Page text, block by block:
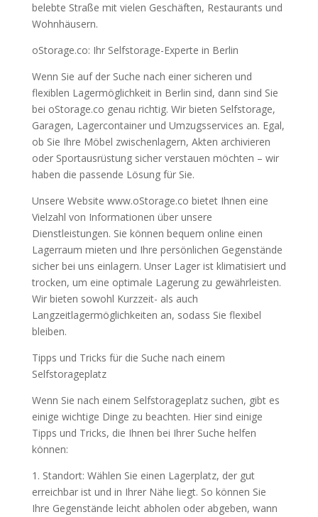
belebte Straße mit vielen Geschäften, Restaurants und
Wohnhäusern.
oStorage.co: Ihr Selfstorage-Experte in Berlin
Wenn Sie auf der Suche nach einer sicheren und
flexiblen Lagermöglichkeit in Berlin sind, dann sind Sie
bei oStorage.co genau richtig. Wir bieten Selfstorage,
Garagen, Lagercontainer und Umzugsservices an. Egal,
ob Sie Ihre Möbel zwischenlagern, Akten archivieren
oder Sportausrüstung sicher verstauen möchten – wir
haben die passende Lösung für Sie.
Unsere Website www.oStorage.co bietet Ihnen eine
Vielzahl von Informationen über unsere
Dienstleistungen. Sie können bequem online einen
Lagerraum mieten und Ihre persönlichen Gegenstände
sicher bei uns einlagern. Unser Lager ist klimatisiert und
trocken, um eine optimale Lagerung zu gewährleisten.
Wir bieten sowohl Kurzzeit- als auch
Langzeitlagermöglichkeiten an, sodass Sie flexibel
bleiben.
Tipps und Tricks für die Suche nach einem
Selfstorageplatz
Wenn Sie nach einem Selfstorageplatz suchen, gibt es
einige wichtige Dinge zu beachten. Hier sind einige
Tipps und Tricks, die Ihnen bei Ihrer Suche helfen
können:
1. Standort: Wählen Sie einen Lagerplatz, der gut
erreichbar ist und in Ihrer Nähe liegt. So können Sie
Ihre Gegenstände leicht abholen oder abgeben, wann